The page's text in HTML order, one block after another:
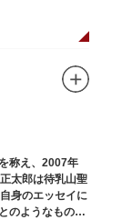
称え、2007年
太郎は待乳山聖
身のエッセイに
のようなもの